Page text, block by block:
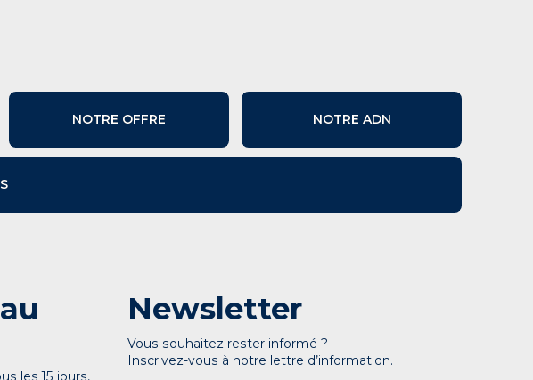
NOTRE OFFRE NOTRE ADN
les 15 jours,
Newsletter
Vous souhaitez rester informé ?
Inscrivez-vous à notre lettre d’information.